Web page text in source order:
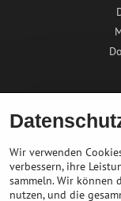
Wir verwenden
verbessern, ihre
sammeln. Wir können
nutzen, und die